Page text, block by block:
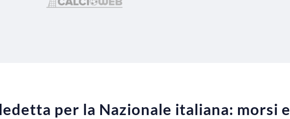
per la Nazionale italiana: morsi e